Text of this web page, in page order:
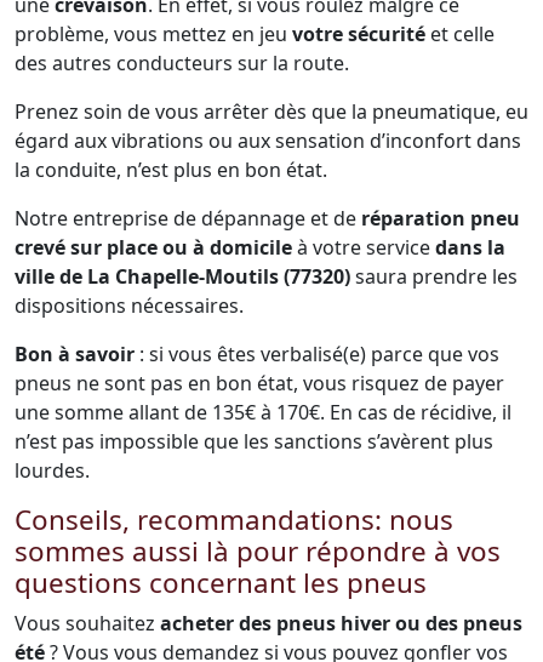
problème, vous mettez en jeu votre sécurité et celle
des autres conducteurs sur la route.
Prenez soin de vous arrêter dès que la pneumatique, eu
égard aux vibrations ou aux sensation d’inconfort dans
la conduite, n’est plus en bon état.
Notre entreprise de dépannage et de réparation pneu
crevé sur place ou à domicileà votre servicedans la
ville de La Chapelle-Moutils (77320)saura prendre les
dispositions nécessaires.
Bon à savoir : si vous êtes verbalisé(e) parce que vos
pneus ne sont pas en bon état, vous risquez de payer
une somme allant de 135€ à 170€. En cas de récidive, il
n’est pas impossible que les sanctions s’avèrent plus
lourdes.
Conseils, recommandations: nous
sommes aussi là pour répondre à vos
questions concernant les pneus
Vous souhaitez acheter des pneus hiver ou des pneus
été? Vous vous demandez si vous pouvez gonfler vos